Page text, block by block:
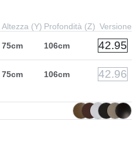
Altezza (Y) Profondità (Z) Versione
75cm 106cm 42.95
75cm 106cm 42.96